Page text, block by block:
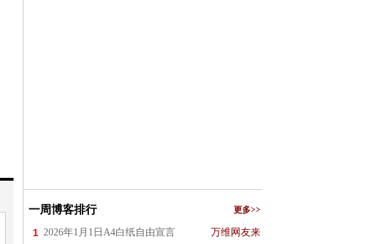
一周博客排行 更多>>
1 2026年1月1日A4白纸自由宣言 万维网友来